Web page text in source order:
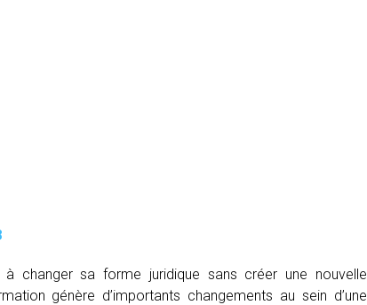
changer sa forme juridique sans créer une nouvelle
génère d’importants changements au sein d’une